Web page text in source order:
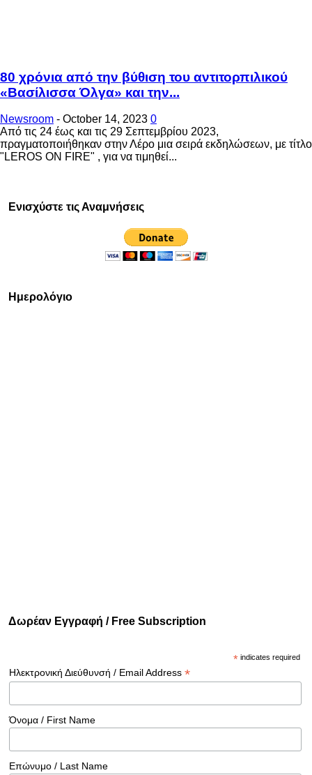
80 χρόνια από την βύθιση του αντιτορπιλικού
«Βασίλισσα Όλγα» και την...
Newsroom - October 14, 2023 0
Από τις 24 έως και τις 29 Σεπτεμβρίου 2023,
πραγματοποιήθηκαν στην Λέρο μια σειρά εκδηλώσεων, με τίτλο
"LEROS ON FIRE" , για να τιμηθεί...
Ενισχύστε τις Αναμνήσεις
Ημερολόγιο
Δωρέαν Εγγραφή / Free Subscription
*indicates required
Ηλεκτρονική Διεύθυνσή / Email Address*
Όνομα / First Name
Επώνυμο / Last Name